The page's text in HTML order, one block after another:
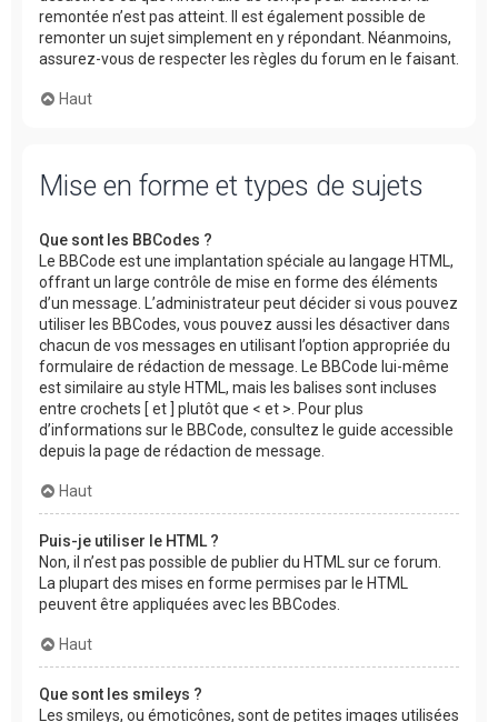
remontée n’est pas atteint. Il est également possible de
remonter un sujet simplement en y répondant. Néanmoins,
assurez-vous de respecter les règles du forum en le faisant.
Haut
Mise en forme et types de sujets
Que sont les BBCodes ?
Le BBCode est une implantation spéciale au langage HTML,
offrant un large contrôle de mise en forme des éléments
d’un message. L’administrateur peut décider si vous pouvez
utiliser les BBCodes, vous pouvez aussi les désactiver dans
chacun de vos messages en utilisant l’option appropriée du
formulaire de rédaction de message. Le BBCode lui-même
est similaire au style HTML, mais les balises sont incluses
entre crochets [ et ] plutôt que < et >. Pour plus
d’informations sur le BBCode, consultez le guide accessible
depuis la page de rédaction de message.
Haut
Puis-je utiliser le HTML ?
Non, il n’est pas possible de publier du HTML sur ce forum.
La plupart des mises en forme permises par le HTML
peuvent être appliquées avec les BBCodes.
Haut
Que sont les smileys ?
Les smileys, ou émoticônes, sont de petites images utilisées